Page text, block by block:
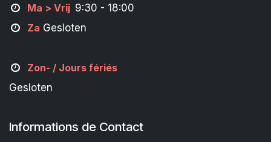
Ma > Vrij 9:30 - 18:00
Za Gesloten
Zon- / Jours fériés
Gesloten
Informations de Contact